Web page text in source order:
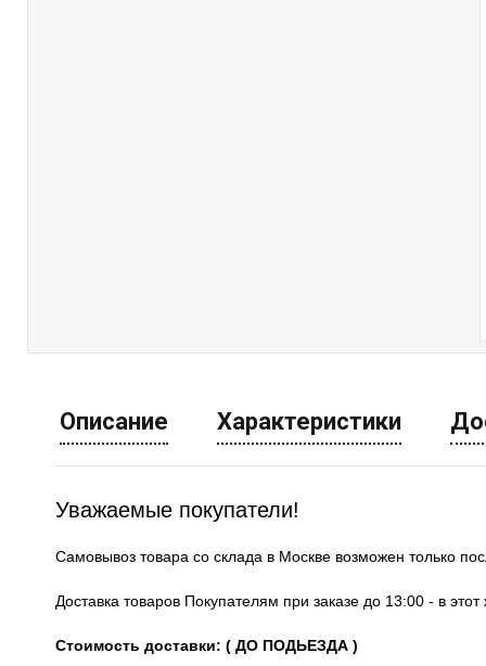
Описание Характеристики
Уважаемые покупатели!
Самовывоз товара со склада в Москве возможен только
Доставка товаров Покупателям при заказе до 13:00 - в
Стоимость доставки: ( ДО ПОДЬЕЗДА )